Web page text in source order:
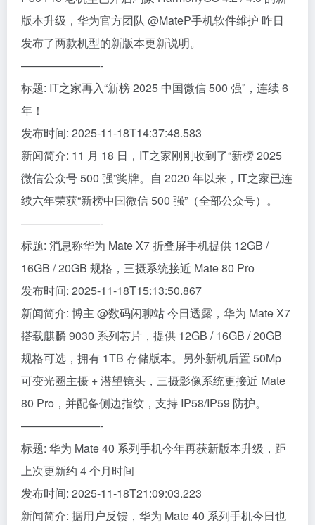
版本升级，华为官方团队 @MateP手机软件维护 昨日
发布了两款机型的新版本更新说明。
———————-
标题: IT之家再入“新榜 2025 中国微信 500 强”，连续 6
年！
发布时间: 2025-11-18T14:37:48.583
新闻简介: 11 月 18 日，IT之家刚刚收到了“新榜 2025
微信公众号 500 强”奖牌。自 2020 年以来，IT之家已连
续六年荣获“新榜中国微信 500 强”（全部公众号）。
———————-
标题: 消息称华为 Mate X7 折叠屏手机提供 12GB /
16GB / 20GB 规格，三摄系统接近 Mate 80 Pro
发布时间: 2025-11-18T15:13:50.867
新闻简介: 博主 @数码闲聊站 今日透露，华为 Mate X7
搭载麒麟 9030 系列芯片，提供 12GB / 16GB / 20GB
规格可选，拥有 1TB 存储版本。另外新机后置 50Mp
可变光圈主摄 + 潜望镜头，三摄影像系统更接近 Mate
80 Pro，并配备侧边指纹，支持 IP58/IP59 防护。
———————-
标题: 华为 Mate 40 系列手机今年再获新版本升级，距
上次更新约 4 个月时间
发布时间: 2025-11-18T21:09:03.223
新闻简介: 据用户反馈，华为 Mate 40 系列手机今日也